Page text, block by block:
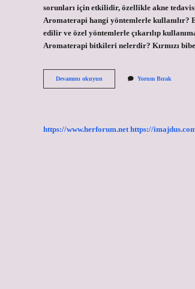
sorunları için etkilidir, özellikle akne
Aromaterapi hangi yöntemlerle kullanılır?
edilir ve özel yöntemlerle çıkarılıp
Aromaterapi bitkileri nelerdir? Kırmızı
Devamını okuyun Aromaterapi
Çeşitleri
Yorum Bırak
https://www.herforum.net https://